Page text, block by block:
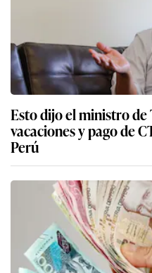
Esto dijo el ministro de
vacaciones y pago de
Perú